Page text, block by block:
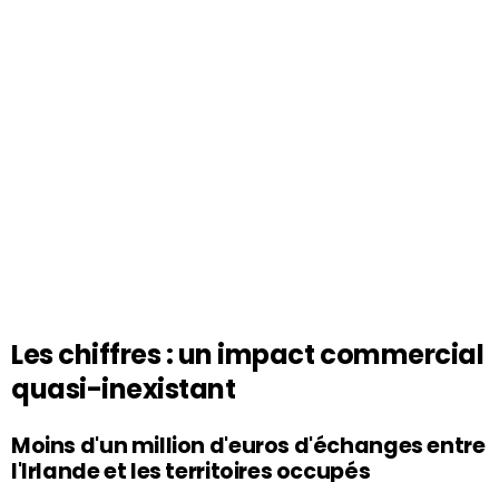
Les chiffres : un impact commercial
quasi-inexistant
Moins d'un million d'euros d'échanges entre
l'Irlande et les territoires occupés